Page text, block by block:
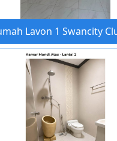
Lavon 1 Swancity